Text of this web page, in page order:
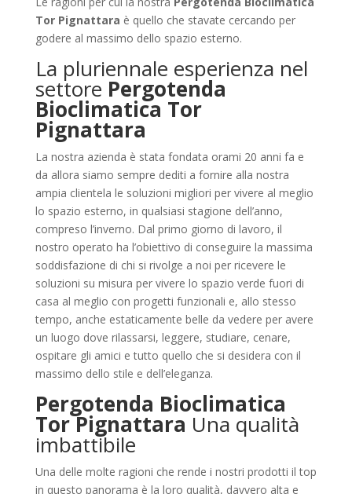
Tor Pignattara è quello che stavate cercando per
godere al massimo dello spazio esterno.
La pluriennale esperienza nel
settore Pergotenda
Bioclimatica Tor
Pignattara
La nostra azienda è stata fondata orami 20 anni fa e
da allora siamo sempre dediti a fornire alla nostra
ampia clientela le soluzioni migliori per vivere al meglio
lo spazio esterno, in qualsiasi stagione dell’anno,
compreso l’inverno. Dal primo giorno di lavoro, il
nostro operato ha l’obiettivo di conseguire la massima
soddisfazione di chi si rivolge a noi per ricevere le
soluzioni su misura per vivere lo spazio verde fuori di
casa al meglio con progetti funzionali e, allo stesso
tempo, anche estaticamente belle da vedere per avere
un luogo dove rilassarsi, leggere, studiare, cenare,
ospitare gli amici e tutto quello che si desidera con il
massimo dello stile e dell’eleganza.
Pergotenda Bioclimatica
Tor Pignattara Una qualità
imbattibile
Una delle molte ragioni che rende i nostri prodotti il top
in questo panorama è la loro qualità, davvero alta e